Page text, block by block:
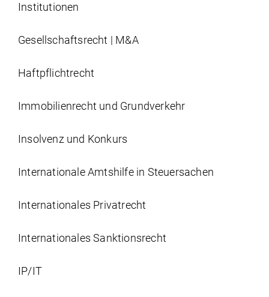
Institutionen
Gesellschaftsrecht | M&A
Haftpflichtrecht
Immobilien­recht und Grundverkehr
Insolvenz und Konkurs
Internationale Amtshilfe in Steuersachen
Internationales Privatrecht
Internationales Sanktionsrecht
IP/IT